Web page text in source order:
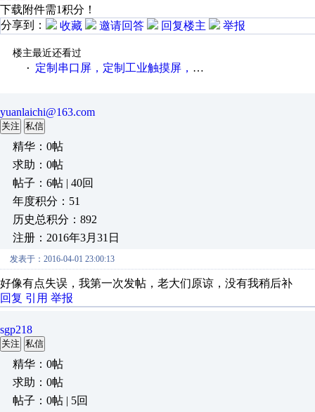
下载附件需1积分！
分享到：
收藏 邀请回答 回复楼主 举报
楼主最近还看过
·
定制串口屏，定制工业触摸屏，定制HMI，支持modbus协议，支持各种单片机，PLC开发使用
yuanlaichi@163.com
关注 私信
精华：0帖
求助：0帖
帖子：6帖 | 40回
年度积分：51
历史总积分：892
注册：2016年3月31日
发表于：2016-04-01 23:00:13
好像有点失误，我第一次发帖，老大们原谅，没有我稍后补
回复 引用 举报
sgp218
关注 私信
精华：0帖
求助：0帖
帖子：0帖 | 5回